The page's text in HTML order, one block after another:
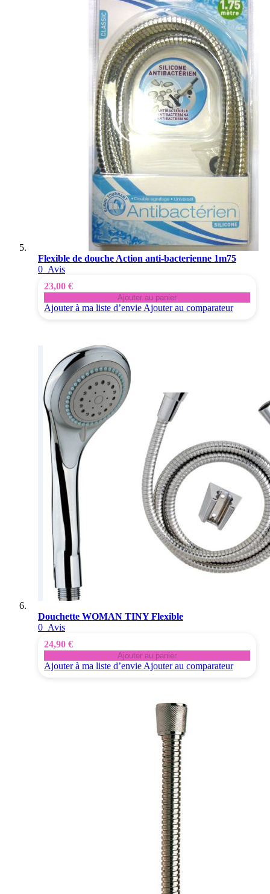
Flexible de douche Action anti-bacterienne 1m75
0 Avis
23,00 €
Ajouter au panier
Ajouter à ma liste d’envie Ajouter au comparateur
Douchette WOMAN TINY Flexible
0 Avis
24,90 €
Ajouter au panier
Ajouter à ma liste d’envie Ajouter au comparateur